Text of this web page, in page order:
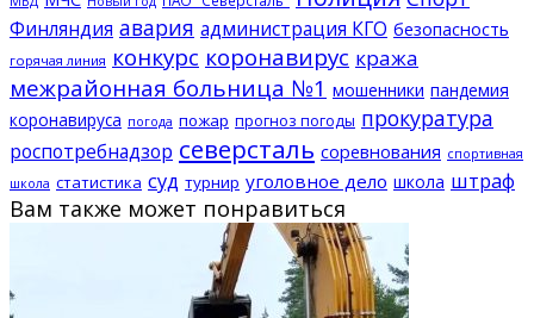
Финляндия авария администрация КГО безопасность
горячая линия конкурс коронавирус кража
межрайонная больница №1 мошенники пандемия
коронавируса погода пожар прогноз погоды прокуратура
роспотребнадзор северсталь соревнования спортивная
школа статистика суд турнир уголовное дело школа штраф
Вам также может понравиться